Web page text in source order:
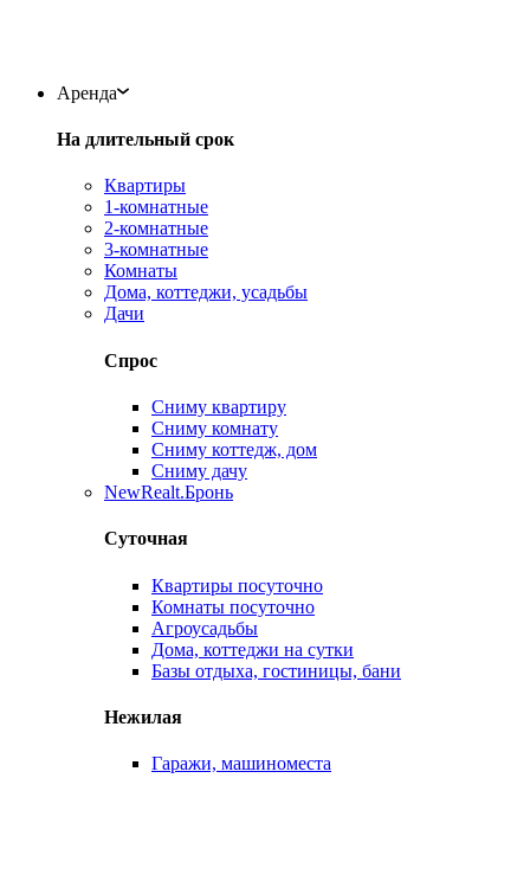
Аренда
На длительный срок
Квартиры
1-комнатные
2-комнатные
3-комнатные
Комнаты
Дома, коттеджи, усадьбы
Дачи
Спрос
Сниму квартиру
Сниму комнату
Сниму коттедж, дом
Сниму дачу
NewRealt.Бронь
Суточная
Квартиры посуточно
Комнаты посуточно
Агроусадьбы
Дома, коттеджи на сутки
Базы отдыха, гостиницы, бани
Нежилая
Гаражи, машиноместа